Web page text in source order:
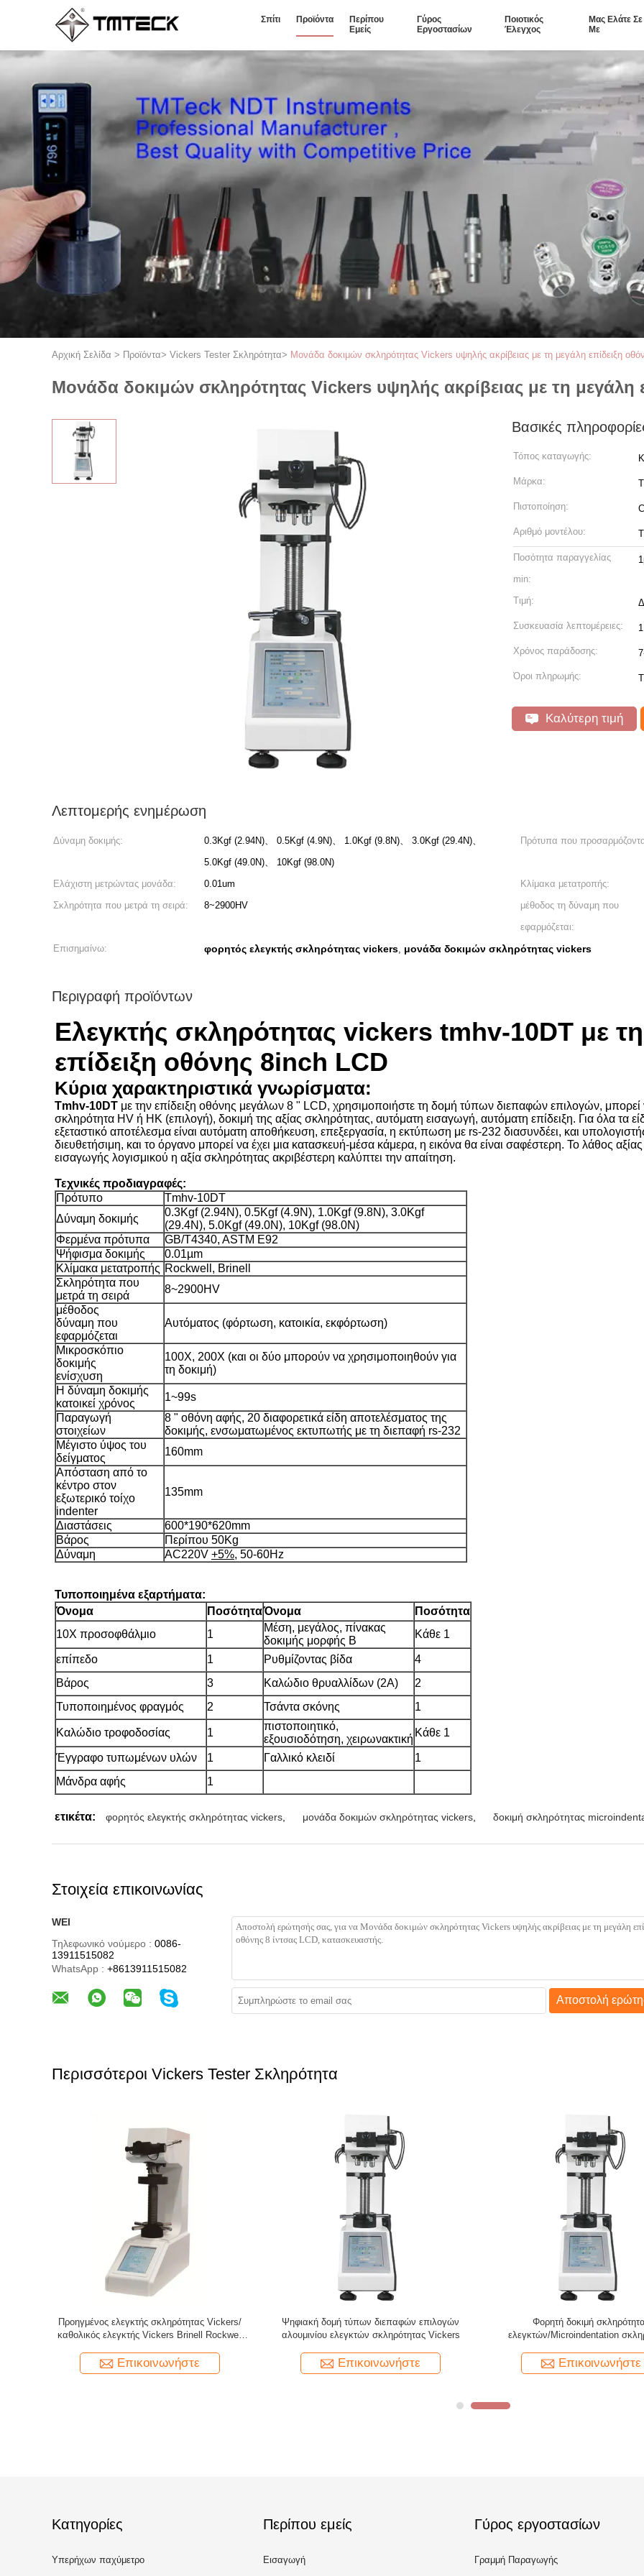
Σπίτι Προϊόντα
Περίπου
Εμείς
Γύρος
Εργοστασίων
Ποιοτικός
Έλεγχος
Μας Ελάτε
Με
Αρχική Σελίδα > Προϊόντα> Vickers Tester Σκληρότητα> Μονάδα δοκιμών σκληρότητας Vickers υψηλής ακρίβειας με τη μεγάλη επίδειξη
Μονάδα δοκιμών σκληρότητας Vickers υψηλής ακρίβειας με τη μεγάλη
Βασικές
Τόπος καταγωγής:
Μάρκα:
Πιστοποίηση:
Αριθμό μοντέλου:
Ποσότητα παραγγελίας
min:
Τιμή:
Συσκευασία λεπτομέρειες:
Χρόνος παράδοσης:
Όροι πληρωμής:
Καλύτερη τιμή
Λεπτομερής ενημέρωση
Δύναμη δοκιμής:
0.3Kgf (2.94N)、 0.5Kgf (4.9N)、 1.0Kgf (9.8N)、 3.0Kgf (29.4N)、
5.0Kgf (49.0N)、 10Kgf (98.0N)
Πρότυπα που
Ελάχιστη μετρώντας μονάδα: 0.01um
Κλίμακα μετατροπής:
Σκληρότητα που μετρά τη σειρά:
8~2900HV
μέθοδος τη δύναμη που
εφαρμόζεται:
Επισημαίνω:
φορητός ελεγκτής σκληρότητας vickers, μονάδα δοκιμών σκληρότητας vickers
Περιγραφή προϊόντων
Ελεγκτής σκληρότητας vickers tmhv-10DT με
επίδειξη οθόνης 8inch LCD
Κύρια χαρακτηριστικά γνωρίσματα:
Tmhv-10DT με την επίδειξη οθόνης μεγάλων 8 " LCD, χρησιμοποιήστε τη δομή τύπων διεπαφών επιλογών, μπορεί
σκληρότητα HV ή HK (επιλογή), δοκιμή της αξίας σκληρότητας, αυτόματη εισαγωγή, αυτόματη επίδειξη. Για όλα τα
εξεταστικό αποτέλεσμα είναι αυτόματη αποθήκευση, επεξεργασία, η εκτύπωση με rs-232 διασυνδέει, και
διευθετήσιμη, και το όργανο μπορεί να έχει μια κατασκευή-μέσα κάμερα, η εικόνα θα είναι σαφέστερη. Το λάθος
εισαγωγής λογισμικού η αξία σκληρότητας ακριβέστερη καλύπτει την απαίτηση.
Τεχνικές προδιαγραφές:
Πρότυπο
Tmhv-10DT
Δύναμη δοκιμής
0.3Kgf (2.94N), 0.5Kgf (4.9N), 1.0Kgf (9.8N), 3.0Kgf
(29.4N), 5.0Kgf (49.0N), 10Kgf (98.0N)
Φερμένα πρότυπα
GB/T4340, ASTM E92
Ψήφισμα δοκιμής
0.01µm
Κλίμακα μετατροπής Rockwell, Brinell
Σκληρότητα που
μετρά τη σειρά
8~2900HV
μέθοδος
δύναμη που
εφαρμόζεται
Αυτόματος (φόρτωση, κατοικία, εκφόρτωση)
Μικροσκόπιο
δοκιμής
ενίσχυση
100X, 200X (και οι δύο μπορούν να χρησιμοποιηθούν για
τη δοκιμή)
Η δύναμη δοκιμής
κατοικεί χρόνος
1~99s
Παραγωγή
στοιχείων
8 " οθόνη αφής, 20 διαφορετικά είδη αποτελέσματος της
δοκιμής, ενσωματωμένος εκτυπωτής με τη διεπαφή rs-232
Μέγιστο ύψος του
δείγματος
160mm
Απόσταση από το
κέντρο στον
εξωτερικό τοίχο
indenter
135mm
Διαστάσεις
600*190*620mm
Βάρος
Περίπου 50Kg
Δύναμη
AC220V +5%, 50-60Hz
Τυποποιημένα εξαρτήματα:
Όνομα
ΠοσότηταΌνομα
Ποσότητα
10X προσοφθάλμιο
1
Μέση, μεγάλος, πίνακας
δοκιμής μορφής Β
Κάθε 1
επίπεδο 1 Ρυθμίζοντας βίδα
4
Βάρος
3 Καλώδιο θρυαλλίδων (2A)
2
Τυποποιημένος φραγμός
2 Τσάντα σκόνης 1
Καλώδιο τροφοδοσίας 1
πιστοποιητικό,
εξουσιοδότηση, χειρωνακτική
Κάθε 1
Έγγραφο τυπωμένων υλών 1 Γαλλικό κλειδί
1
Μάνδρα αφής
1
ετικέτα: φορητός ελεγκτής σκληρότητας vickers μονάδα δοκιμών σκληρότητας vickers δοκιμή σκληρότητας
Στοιχεία επικοινωνίας
WEI
Τηλεφωνικό νούμερο : 0086-
13911515082
WhatsApp : +8613911515082
Αποστολή
Περισσότεροι Vickers Tester Σκληρότητα
Προηγμένος ελεγκτής σκληρότητας Vickers/
καθολικός ελεγκτής Vickers Brinell Rockwell
Επικοινωνήστε
Ψηφιακή δομή τύπων διεπαφών επιλογών
αλουμινίου ελεγκτών σκληρότητας Vickers
Επικοινωνήστε
Φορητή δοκιμή
ελεγκτών/Microindentation
Επικοινωνήστε
Κατηγορίες
Υπερήχων παχύμετρο
Περίπου εμείς
Εισαγωγή
Γύρος εργοστασίων
Γραμμή Παραγωγής